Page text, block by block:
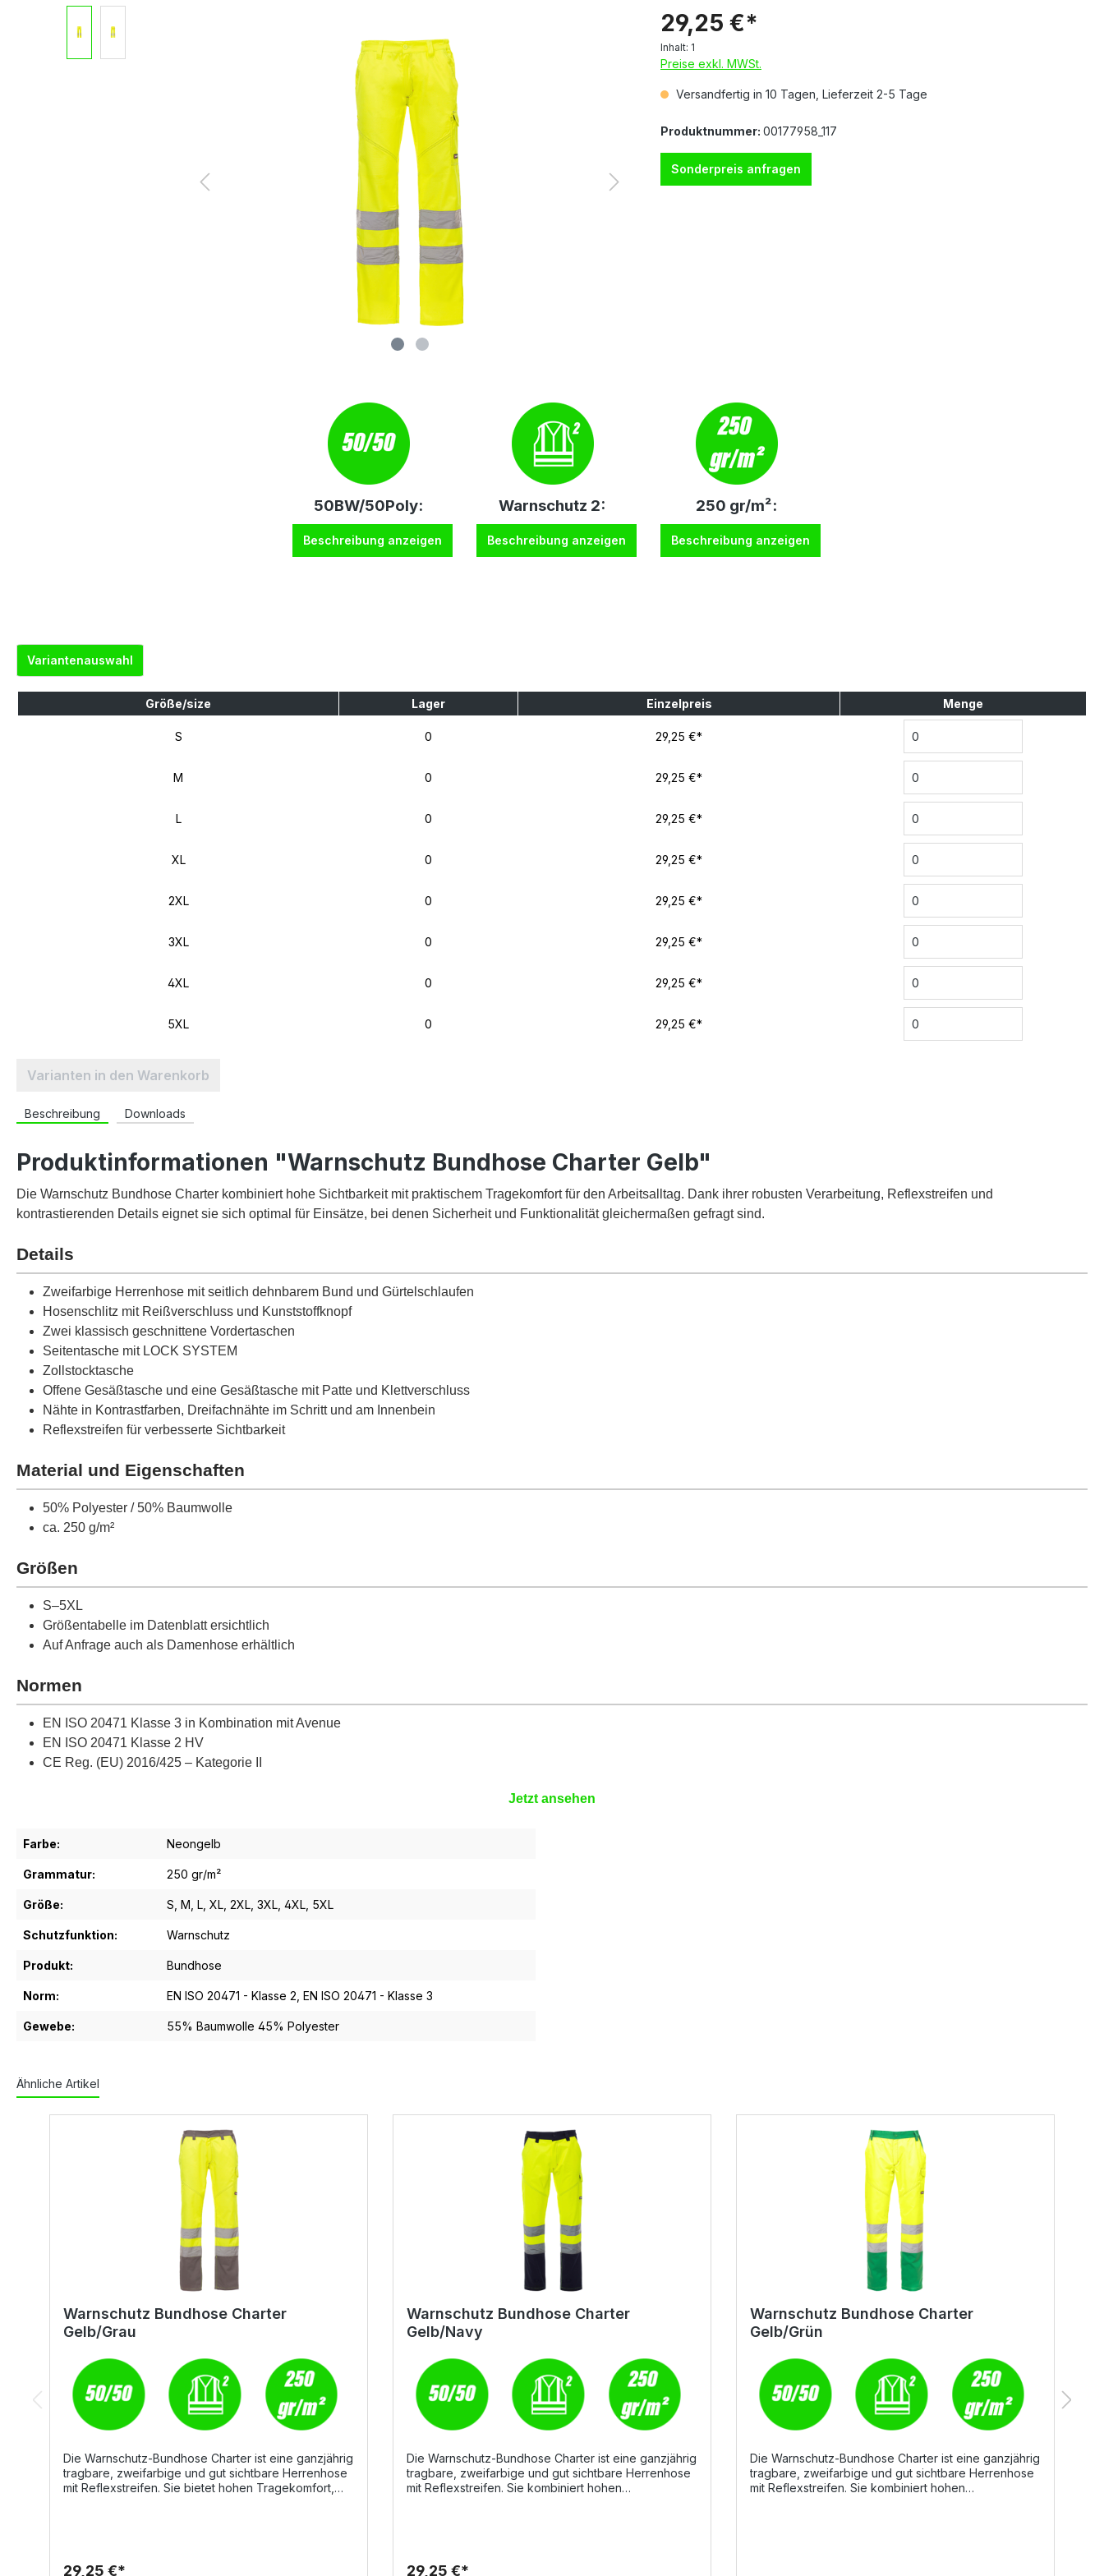
29,25 €*
Inhalt: 1
Preise exkl. MWSt.
Versandfertig in 10 Tagen, Lieferzeit 2-5 Tage
Produktnummer: 00177958_117
Sonderpreis anfragen
50BW/50Poly:
Beschreibung anzeigen
Warnschutz 2:
Beschreibung anzeigen
250 gr/m²:
Beschreibung anzeigen
Variantenauswahl
Größe/size Lager Einzelpreis Menge
S 0 29,25 €*
M 0 29,25 €*
L 0 29,25 €*
XL 0 29,25 €*
2XL 0 29,25 €*
3XL 0 29,25 €*
4XL 0 29,25 €*
5XL 0 29,25 €*
Varianten in den Warenkorb
Beschreibung Downloads
Produktinformationen "Warnschutz Bundhose Charter Gelb"
Die Warnschutz Bundhose Charter kombiniert hohe Sichtbarkeit mit praktischem Tragekomfort für den Arbeitsalltag. Dank ihrer robusten Verarbeitung, Reflexstreifen und
kontrastierenden Details eignet sie sich optimal für Einsätze, bei denen Sicherheit und Funktionalität gleichermaßen gefragt sind.
Details
Zweifarbige Herrenhose mit seitlich dehnbarem Bund und Gürtelschlaufen
Hosenschlitz mit Reißverschluss und Kunststoffknopf
Zwei klassisch geschnittene Vordertaschen
Seitentasche mit LOCK SYSTEM
Zollstocktasche
Offene Gesäßtasche und eine Gesäßtasche mit Patte und Klettverschluss
Nähte in Kontrastfarben, Dreifachnähte im Schritt und am Innenbein
Reflexstreifen für verbesserte Sichtbarkeit
Material und Eigenschaften
50% Polyester / 50% Baumwolle
ca. 250 g/m²
Größen
S–5XL
Größentabelle im Datenblatt ersichtlich
Auf Anfrage auch als Damenhose erhältlich
Normen
EN ISO 20471 Klasse 3 in Kombination mit Avenue
EN ISO 20471 Klasse 2 HV
CE Reg. (EU) 2016/425 – Kategorie II
Jetzt ansehen
Farbe: Neongelb
Grammatur: 250 gr/m²
Größe: S , M , L , XL , 2XL , 3XL , 4XL , 5XL
Schutzfunktion: Warnschutz
Produkt: Bundhose
Norm: EN ISO 20471 - Klasse 2 , EN ISO 20471 - Klasse 3
Gewebe: 55% Baumwolle 45% Polyester
Ähnliche Artikel
Warnschutz Bundhose Charter
Gelb/Grau
Die Warnschutz-Bundhose Charter ist eine ganzjährig
tragbare, zweifarbige und gut sichtbare Herrenhose
mit Reflexstreifen. Sie bietet hohen Tragekomfort,
SitzHosenschlitz mit Reißverschluss und
29,25 €*
Warnschutz Bundhose Charter
Gelb/Navy
Die Warnschutz-Bundhose Charter ist eine ganzjährig
tragbare, zweifarbige und gut sichtbare Herrenhose
mit Reflexstreifen. Sie kombiniert hohen
Gürtelschlaufen für optimalen SitzHosenschlitz mit
29,25 €*
Warnschutz Bundhose Charter
Gelb/Grün
Die Warnschutz-Bundhose Charter ist eine ganzjährig
tragbare, zweifarbige und gut sichtbare Herrenhose
mit Reflexstreifen. Sie kombiniert hohen